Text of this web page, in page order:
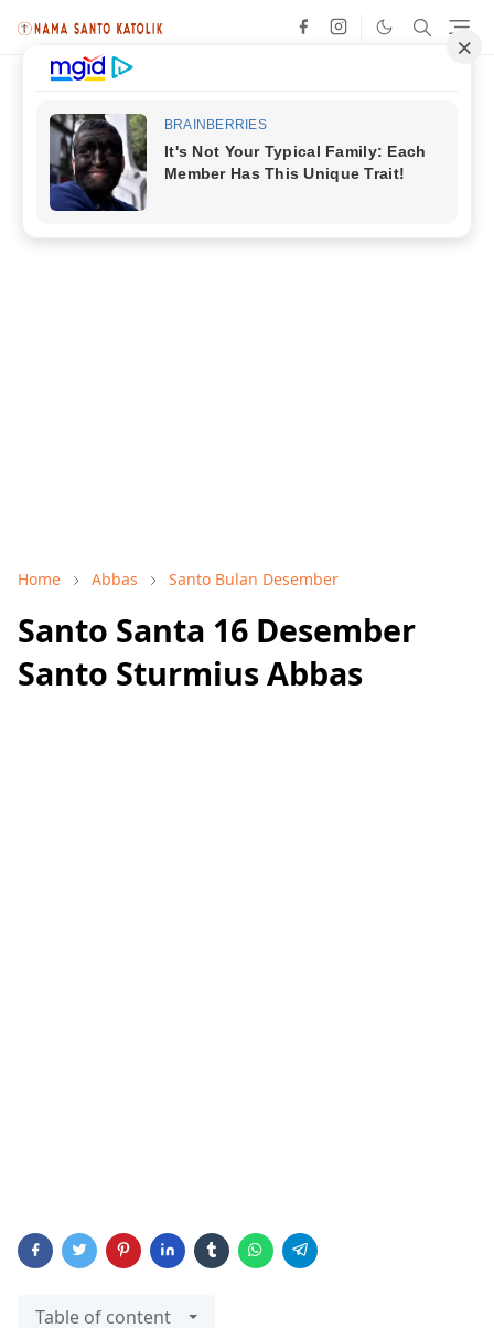
Home Abbas Santo Bulan Desember
Santo Santa 16 Desember
Santo Sturmius Abbas
Table of content